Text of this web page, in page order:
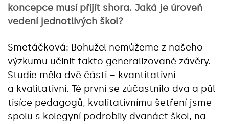
koncepce musí přijít shora. Jaká je úroveň
vedení jednotlivých škol?
Smetáčková: Bohužel nemůžeme z našeho
výzkumu učinit takto generalizované závěry.
Studie měla dvě části – kvantitativní
a kvalitativní. Té první se zúčastnilo dva a půl
tisíce pedagogů, kvalitativnímu šetření jsme
spolu s kolegyní podrobily dvanáct škol, na